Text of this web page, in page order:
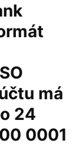
má
24
0001